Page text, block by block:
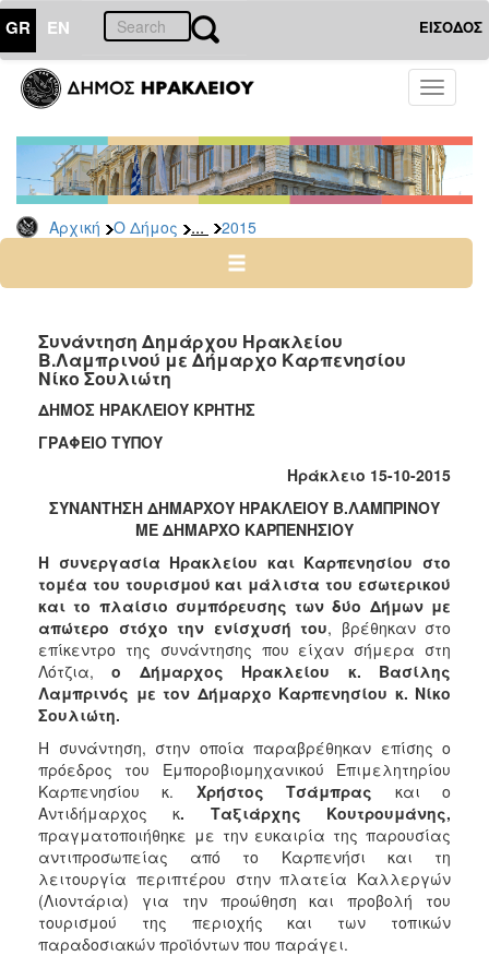
GR EN ΕΙΣΟΔΟΣ
Toggle
Αρχική Ο Δήμος ... 2015
ΔΗΜΟΣ
Δελτία
Τύπου
Αρχείο
2026
2024
2022
2016
2015
2013
2012
2011
2010
2006
ΤΟΠΟΣ
ΠΟΛΙΤΙΣΜΟΣ
Συνάντηση Δημάρχου Ηρακλείου
Β.Λαμπρινού με Δήμαρχο Καρπενησίου
Νίκο Σουλιώτη
ΔΗΜΟΣ ΗΡΑΚΛΕΙΟΥ ΚΡΗΤΗΣ
ΓΡΑΦΕΙΟ ΤΥΠΟΥ
Ηράκλειο 15-10-2015
ΣΥΝΑΝΤΗΣΗ ΔΗΜΑΡΧΟΥ ΗΡΑΚΛΕΙΟΥ Β.ΛΑΜΠΡΙΝΟΥ
ΜΕ ΔΗΜΑΡΧΟ ΚΑΡΠΕΝΗΣΙΟΥ
Η συνεργασία Ηρακλείου και Καρπενησίου στο
τομέα του τουρισμού και μάλιστα του εσωτερικού
και το πλαίσιο συμπόρευσης των δύο Δήμων με
απώτερο στόχο την ενίσχυσή του, βρέθηκαν στο
επίκεντρο της συνάντησης που είχαν σήμερα στη
Λότζια,ο Δήμαρχος Ηρακλείου κ. Βασίλης
Λαμπρινός με τον Δήμαρχο Καρπενησίου κ. Νίκο
Σουλιώτη.
Η συνάντηση, στην οποία παραβρέθηκαν επίσης ο
πρόεδρος του Εμποροβιομηχανικού Επιμελητηρίου
Καρπενησίου κ. Χρήστος Τσάμπρας και ο
Αντιδήμαρχος κ. Ταξιάρχης Κουτρουμάνης,
πραγματοποιήθηκε με την ευκαιρία της παρουσίας
αντιπροσωπείας από το Καρπενήσι και τη
λειτουργία περιπτέρου στην πλατεία Καλλεργών
(Λιοντάρια) για την προώθηση και προβολή του
τουρισμού της περιοχής και των τοπικών
παραδοσιακών προϊόντων που παράγει.